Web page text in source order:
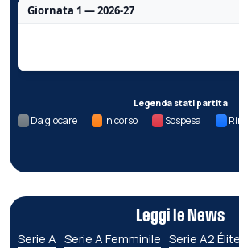
Giornata 1 — 2026-27
Legenda stati partita
Da giocare In corso Sospesa
Leggi le News
Serie A Serie A Femminile Serie A2 Élite